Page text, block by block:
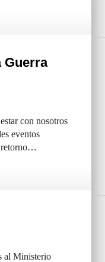
Guerra
con nosotros
eventos
retorno…
al Ministerio